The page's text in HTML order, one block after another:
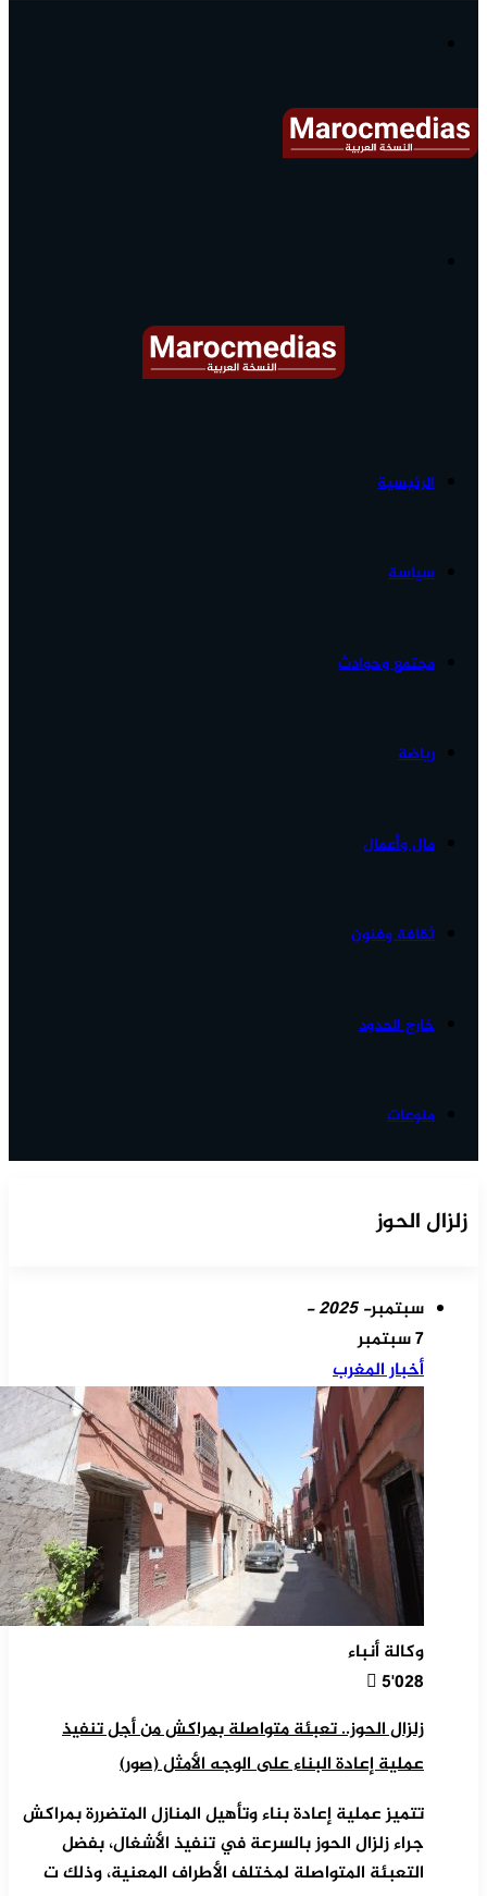
الرئيسية
سياسة
مجتمع وحوادث
رياضة
مال وأعمال
ثقافة وفنون
خارج الحدود
منوعات
زلزال الحوز
سبتمبر- 2025 -
7 سبتمبر
أخبار المغرب
وكالة أنباء
5٬028
زلزال الحوز.. تعبئة متواصلة بمراكش من أجل تنفيذ
عملية إعادة البناء على الوجه الأمثل (صور)
تتميز عملية إعادة بناء وتأهيل المنازل المتضررة بمراكش
جراء زلزال الحوز بالسرعة في تنفيذ الأشغال، بفضل
التعبئة المتواصلة لمختلف الأطراف المعنية، وذلك ت